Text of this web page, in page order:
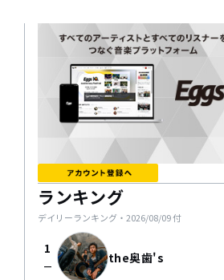
ランキング
デイリーランキング・ 2026/08/09付
1
check_indeterminate_small the奥歯's